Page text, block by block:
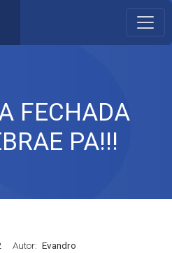
FECHADA
PA!!!
Autor: Evandro